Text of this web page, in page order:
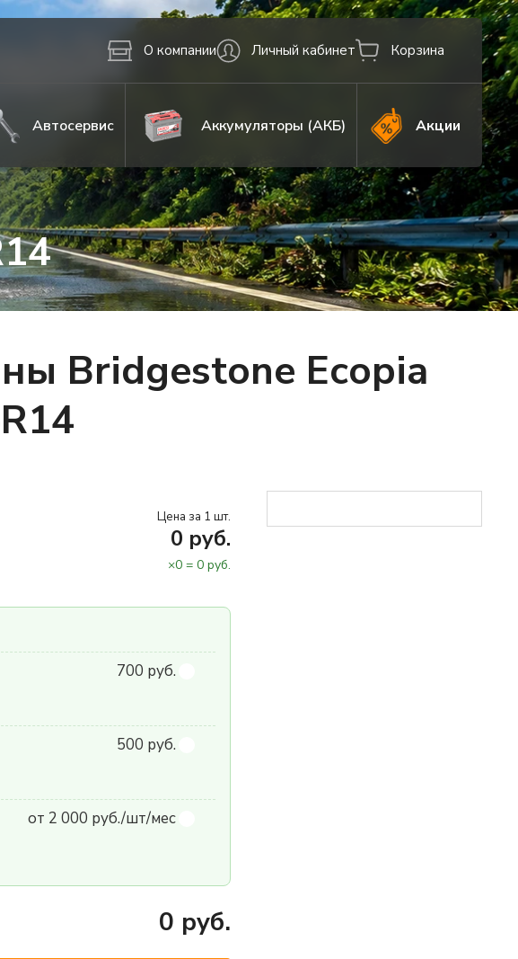
О компании Личный кабинет Корзина
Автосервис Аккумуляторы (АКБ) Акции
Bridgestone Ecopia
Цена за 1 шт.
0 руб.
×0 = 0 руб.
700 руб.
500 руб.
от 2 000 руб./шт/мес
0 руб.